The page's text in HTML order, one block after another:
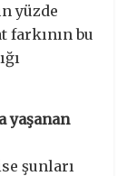
yüzde
farkının bu
yaşanan
şunları